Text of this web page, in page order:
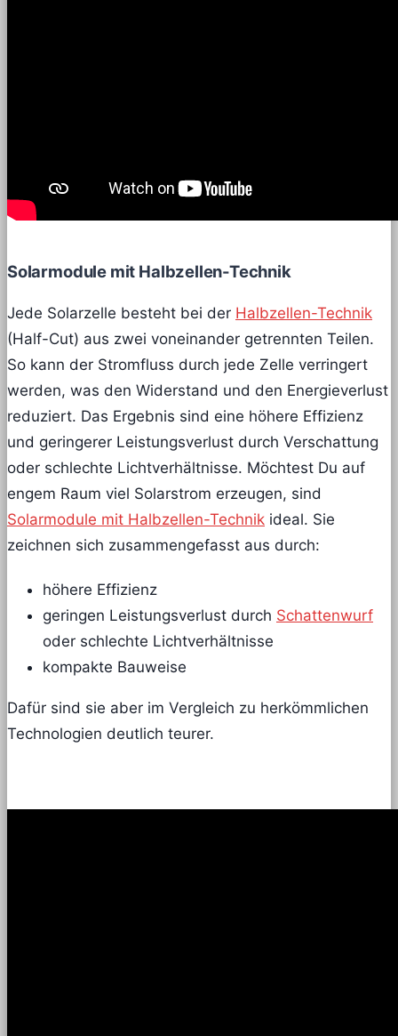
Solarmodule mit Halbzellen-Technik
Jede Solarzelle besteht bei der Halbzellen-Technik
(Half-Cut) aus zwei voneinander getrennten Teilen.
So kann der Stromfluss durch jede Zelle verringert
werden, was den Widerstand und den Energieverlust
reduziert. Das Ergebnis sind eine höhere Effizienz
und geringerer Leistungsverlust durch Verschattung
oder schlechte Lichtverhältnisse. Möchtest Du auf
engem Raum viel Solarstrom erzeugen, sind
Solarmodule mit Halbzellen-Technik ideal. Sie
zeichnen sich zusammengefasst aus durch:
höhere Effizienz
geringen Leistungsverlust durch Schattenwurf
oder schlechte Lichtverhältnisse
kompakte Bauweise
Dafür sind sie aber im Vergleich zu herkömmlichen
Technologien deutlich teurer.